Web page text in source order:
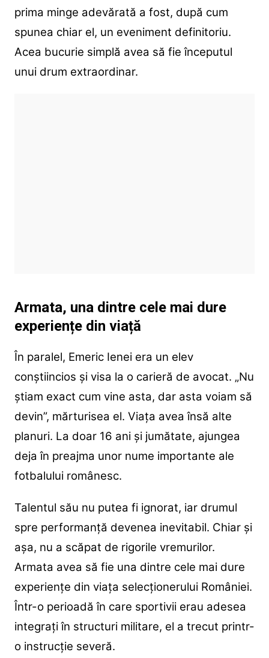
prima minge adevărată a fost, după cum
spunea chiar el, un eveniment definitoriu.
Acea bucurie simplă avea să fie începutul
unui drum extraordinar.
Armata, una dintre cele mai dure
experiențe din viață
În paralel, Emeric Ienei era un elev
conștiincios și visa la o carieră de avocat. „Nu
știam exact cum vine asta, dar asta voiam să
devin”, mărturisea el. Viața avea însă alte
planuri. La doar 16 ani și jumătate, ajungea
deja în preajma unor nume importante ale
fotbalului românesc.
Talentul său nu putea fi ignorat, iar drumul
spre performanță devenea inevitabil. Chiar și
așa, nu a scăpat de rigorile vremurilor.
Armata avea să fie una dintre cele mai dure
experiențe din viața selecționerului României.
Într-o perioadă în care sportivii erau adesea
integrați în structuri militare, el a trecut printr-
o instrucție severă.